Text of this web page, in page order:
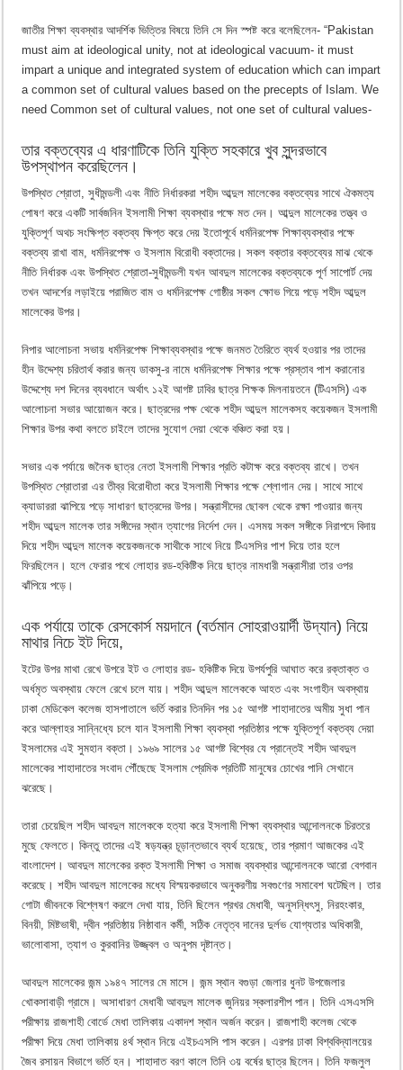
জাতীর শিক্ষা ব্যবস্থার আদর্শিক ভিত্তির বিষয়ে তিনি সে দিন স্পষ্ট করে বলেছিলেন- “Pakistan
must aim at ideological unity, not at ideological vacuum- it must
impart a unique and integrated system of education which can impart
a common set of cultural values based on the precepts of Islam. We
need Common set of cultural values, not one set of cultural values-
তার বক্তব্যের এ ধারণাটিকে তিনি যুক্তি সহকারে খুব সুন্দরভাবে
উপস্থাপন করেছিলেন।
উপস্থিত শ্রোতা, সুধীমন্ডলী এবং নীতি নির্ধারকরা শহীদ আব্দুল মালেকের বক্তব্যের সাথে ঐকমত্য
পোষণ করে একটি সার্বজনিন ইসলামী শিক্ষা ব্যবস্থার পক্ষে মত দেন। আব্দুল মালেকের তত্ত্ব ও
যুক্তিপূর্ণ অথচ সংক্ষিপ্ত বক্তব্য ক্ষিপ্ত করে দেয় ইতোপূর্বে ধর্মনিরপেক্ষ শিক্ষাব্যবস্থার পক্ষে
বক্তব্য রাখা বাম, ধর্মনিরপেক্ষ ও ইসলাম বিরোধী বক্তাদের। সকল বক্তার বক্তব্যের মাঝ থেকে
নীতি নির্ধারক এবং উপস্থিত শ্রোতা-সুধীমন্ডলী যখন আবদুল মালেকের বক্তব্যকে পূর্ণ সাপোর্ট দেয়
তখন আদর্শের লড়াইয়ে পরাজিত বাম ও ধর্মনিরপেক্ষ গোষ্ঠীর সকল ক্ষোভ গিয়ে পড়ে শহীদ আব্দুল
মালেকের উপর।
নিপার আলোচনা সভায় ধর্মনিরপেক্ষ শিক্ষাব্যবস্থার পক্ষে জনমত তৈরিতে ব্যর্থ হওয়ার পর তাদের
হীন উদ্দেশ্য চরিতার্থ করার জন্য ডাকসু-র নামে ধর্মনিরপেক্ষ শিক্ষার পক্ষে প্রস্তাব পাশ করানোর
উদ্দেশ্যে দশ দিনের ব্যবধানে অর্থাৎ ১২ই আগষ্ট ঢাবির ছাত্র শিক্ষক মিলনায়তনে (টিএসসি) এক
আলোচনা সভার আয়োজন করে। ছাত্রদের পক্ষ থেকে শহীদ আব্দুল মালেকসহ কয়েকজন ইসলামী
শিক্ষার উপর কথা বলতে চাইলে তাদের সুযোগ দেয়া থেকে বঞ্চিত করা হয়।
সভার এক পর্যায়ে জনৈক ছাত্র নেতা ইসলামী শিক্ষার প্রতি কটাক্ষ করে বক্তব্য রাখে। তখন
উপস্থিত শ্রোতারা এর তীব্র বিরোধীতা করে ইসলামী শিক্ষার পক্ষে শ্লোগান দেয়। সাথে সাথে
ক্যাডাররা ঝাপিয়ে পড়ে সাধারণ ছাত্রদের উপর। সন্ত্রাসীদের ছোবল থেকে রক্ষা পাওয়ার জন্য
শহীদ আব্দুল মালেক তার সঙ্গীদের স্থান ত্যাগের নির্দেশ দেন। এসময় সকল সঙ্গীকে নিরাপদে বিদায়
দিয়ে শহীদ আব্দুল মালেক কয়েকজনকে সাথীকে সাথে নিয়ে টিএসসির পাশ দিয়ে তার হলে
ফিরছিলেন। হলে ফেরার পথে লোহার রড-হকিষ্টিক নিয়ে ছাত্র নামধারী সন্ত্রাসীরা তার ওপর
ঝাঁপিয়ে পড়ে।
এক পর্যায়ে তাকে রেসকোর্স ময়দানে (বর্তমান সোহরাওয়ার্দী উদ্যান) নিয়ে
মাথার নিচে ইট দিয়ে,
ইটের উপর মাথা রেখে উপরে ইট ও লোহার রড- হকিষ্টিক দিয়ে উপর্যপুরি আঘাত করে রক্তাক্ত ও
অর্ধমৃত অবস্থায় ফেলে রেখে চলে যায়। শহীদ আব্দুল মালেককে আহত এবং সংগাহীন অবস্থায়
ঢাকা মেডিকেল কলেজ হাসপাতালে ভর্তি করার তিনদিন পর ১৫ আগষ্ট শাহাদাতের অমীয় সুধা পান
করে আল্লাহর সান্নিধ্যে চলে যান ইসলামী শিক্ষা ব্যবস্থা প্রতিষ্ঠার পক্ষে যুক্তিপূর্ণ বক্তব্য দেয়া
ইসলামের এই সুমহান বক্তা। ১৯৬৯ সালের ১৫ আগষ্ট বিশ্বের যে প্রান্তেই শহীদ আবদুল
মালেকের শাহাদাতের সংবাদ পৌঁছেছে ইসলাম প্রেমিক প্রতিটি মানুষের চোখের পানি সেখানে
ঝরেছে।
তারা চেয়েছিল শহীদ আবদুল মালেককে হত্যা করে ইসলামী শিক্ষা ব্যবস্থার আন্দোলনকে চিরতরে
মুছে ফেলতে। কিন্তু তাদের এই ষড়যন্ত্র চূড়ান্তভাবে ব্যর্থ হয়েছে, তার প্রমাণ আজকের এই
বাংলাদেশ। আবদুল মালেকের রক্ত ইসলামী শিক্ষা ও সমাজ ব্যবস্থার আন্দোলনকে আরো বেগবান
করেছে। শহীদ আবদুল মালেকের মধ্যে বিস্ময়করভাবে অনুকরণীয় সবগুণের সমাবেশ ঘটেছিল। তার
গোটা জীবনকে বিশ্লেষণ করলে দেখা যায়, তিনি ছিলেন প্রখর মেধাবী, অনুসন্ধিৎসু, নিরহংকার,
বিনয়ী, মিষ্টভাষী, দ্বীন প্রতিষ্ঠায় নিষ্ঠাবান কর্মী, সঠিক নেতৃত্ব দানের দুর্লভ যোগ্যতার অধিকারী,
ভালোবাসা, ত্যাগ ও কুরবানির উজ্জ্বল ও অনুপম দৃষ্টান্ত।
আবদুল মালেকের জন্ম ১৯৪৭ সালের মে মাসে। জন্ম স্থান বগুড়া জেলার ধুনট উপজেলার
খোকসাবাড়ী গ্রামে। অসাধারণ মেধাবী আবদুল মালেক জুনিয়র স্কলারশীপ পান। তিনি এসএসসি
পরীক্ষায় রাজশাহী বোর্ডে মেধা তালিকায় একাদশ স্থান অর্জন করেন। রাজশাহী কলেজ থেকে
পরীক্ষা দিয়ে মেধা তালিকায় ৪র্থ স্থান নিয়ে এইচএসসি পাস করেন। এরপর ঢাকা বিশ্ববিদ্যালয়ের
জৈব রসায়ন বিভাগে ভর্তি হন। শাহাদাত বরণ কালে তিনি ৩য় বর্ষের ছাত্র ছিলেন। তিনি ফজলুল